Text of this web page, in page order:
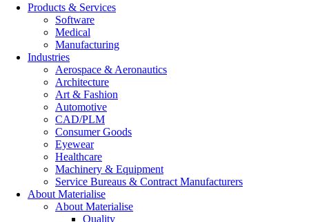
Products & Services
Software
Medical
Manufacturing
Industries
Aerospace & Aeronautics
Architecture
Art & Fashion
Automotive
CAD/PLM
Consumer Goods
Eyewear
Healthcare
Machinery & Equipment
Service Bureaus & Contract Manufacturers
About Materialise
About Materialise
Quality